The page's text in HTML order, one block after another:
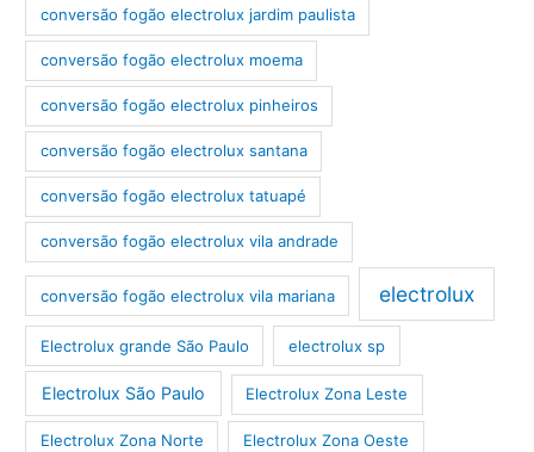
conversão fogão electrolux jardim paulista
conversão fogão electrolux moema
conversão fogão electrolux pinheiros
conversão fogão electrolux santana
conversão fogão electrolux tatuapé
conversão fogão electrolux vila andrade
conversão fogão electrolux vila mariana electrolux
Electrolux grande São Paulo electrolux sp
Electrolux São Paulo Electrolux Zona Leste
Electrolux Zona Norte Electrolux Zona Oeste